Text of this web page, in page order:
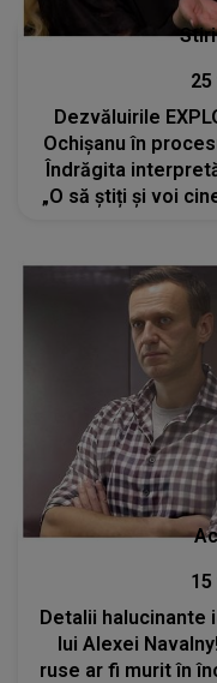
Dezvăluirile
Ochișanu în
Îndrăgita
„O să știți și voi
Detalii halucinante
lui Alexei
ruse ar fi murit în